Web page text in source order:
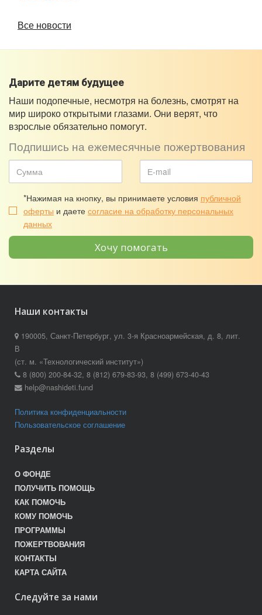
Все новости
Дарите детям будущее
Наши подопечные, несмотря на болезнь, смотрят на
мир широко открытыми глазами. Они верят, что
взрослые обязательно помогут.
Подпишись на ежемесячные пожертвования
*Нажимая на кнопку, вы принимаете условия публичной
оферты и даете согласие на обработку персональных
данных
Хочу помогать
Наши контакты
190005, Санкт-Петербург, ул. 3-я Красноармейская, д. 8, лит.
В
(ст. м. «Технологический институт»)
8 (800) 200-84-32, 8 (812) 679-83-93, 8 (499) 673-40-43
help@nashideti.fund
Политика конфиденциальности
Пользовательское соглашение
Разделы
О ФОНДЕ
ПОЛУЧИТЬ ПОМОЩЬ
КАК ПОМОЧЬ
КОМУ ПОМОЧЬ
ПРОГРАММЫ
ПОЖЕРТВОВАНИЯ
КОНТАКТЫ
КАРТА САЙТА
Следуйте за нами